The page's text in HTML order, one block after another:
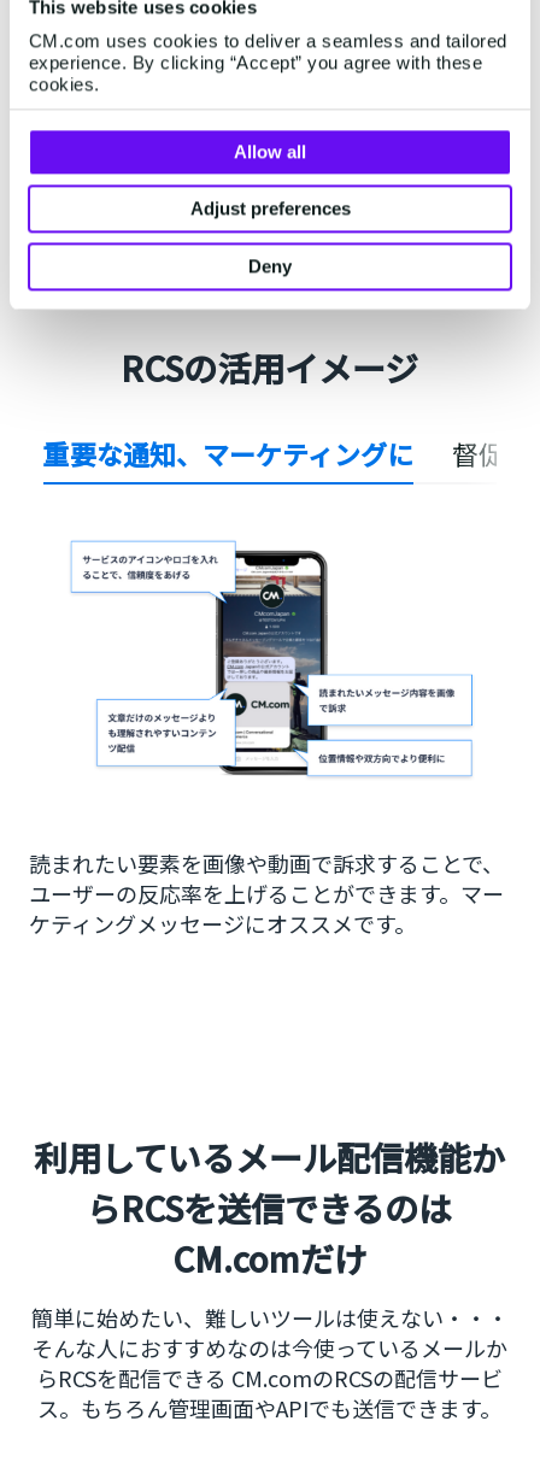
This website uses cookies
CM.com uses cookies to deliver a seamless and tailored
experience. By clicking “Accept” you agree with these
cookies.
Allow all
Adjust preferences
Deny
いない場合のDocomo(2026年中に対応予定）
Android: Rakuten
※RakutenはiPhone、Android共に受信不可
SMS送信サービスを知る
RCSの活用イメージ
重要な通知、マーケティングに 督促
読まれたい要素を画像や動画で訴求することで、
ユーザーの反応率を上げることができます。マー
ケティングメッセージにオススメです。
利用しているメール配信機能か
らRCSを送信できるのは
CM.comだけ
簡単に始めたい、難しいツールは使えない・・・
そんな人におすすめなのは今使っているメールか
らRCSを配信できる CM.comのRCSの配信サービ
ス。もちろん管理画面やAPIでも送信できます。